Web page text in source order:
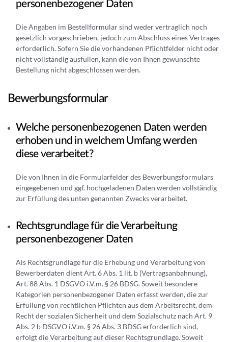
personenbezogener Daten
Die Angaben im Bestellformular sind weder vertraglich noch
gesetzlich vorgeschrieben, jedoch zum Abschluss eines Vertrages
erforderlich. Sofern Sie die vorhandenen Pflichtfelder nicht oder
nicht vollständig ausfüllen, kann die von Ihnen gewünschte
Bestellung nicht abgeschlossen werden.
Bewerbungsformular
Welche personenbezogenen Daten werden
erhoben und in welchem Umfang werden
diese verarbeitet?
Die von Ihnen in die Formularfelder des Bewerbungsformulars
eingegebenen und ggf. hochgeladenen Daten werden vollständig
zur Erfüllung des unten genannten Zwecks verarbeitet.
Rechtsgrundlage für die Verarbeitung
personenbezogener Daten
Als Rechtsgrundlage für die Erhebung und Verarbeitung von
Bewerberdaten dient Art. 6 Abs. 1 lit. b (Vertragsanbahnung),
Art. 88 Abs. 1 DSGVO i.V.m. § 26 BDSG. Soweit besondere
Kategorien personenbezogener Daten erfasst werden, die zur
Erfüllung von rechtlichen Pflichten aus dem Arbeitsrecht, dem
Recht der sozialen Sicherheit und dem Sozialschutz nach Art. 9
Abs. 2 b DSGVO i.V.m. § 26 Abs. 3 BDSG erforderlich sind,
erfolgt die Verarbeitung auf dieser Rechtsgrundlage. Soweit